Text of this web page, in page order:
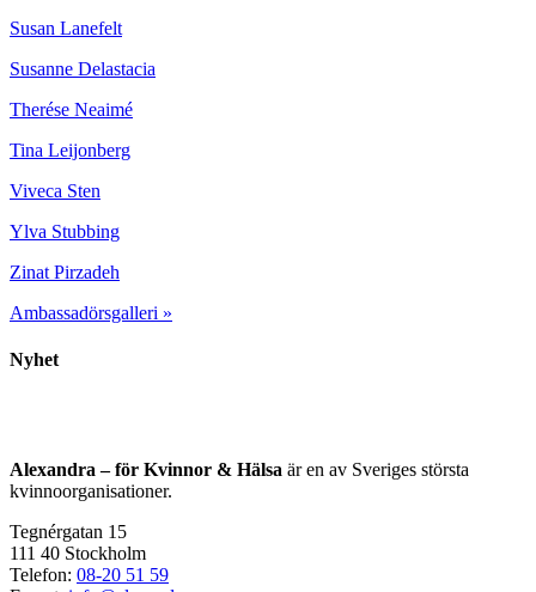
Susan Lanefelt
Susanne Delastacia
Therése Neaimé
Tina Leijonberg
Viveca Sten
Ylva Stubbing
Zinat Pirzadeh
Ambassadörsgalleri »​
Nyhet
Alexandra – för Kvinnor & Hälsa är en av Sveriges största
kvinnoorganisationer.
Tegnérgatan 15
111 40 Stockholm
Telefon: 08-20 51 59